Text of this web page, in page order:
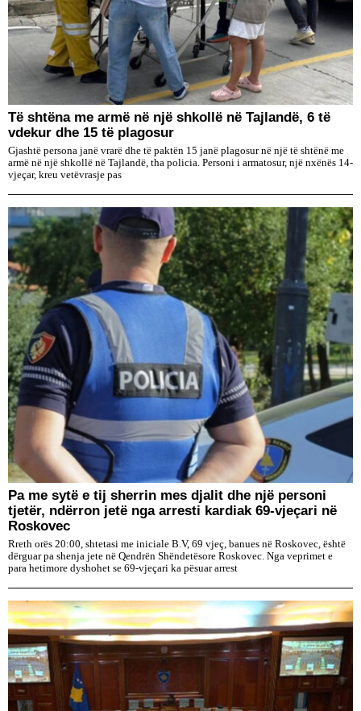
Të shtëna me armë në një shkollë në Tajlandë, 6 të
vdekur dhe 15 të plagosur
Gjashtë persona janë vrarë dhe të paktën 15 janë plagosur në një të shtënë me
armë në një shkollë në Tajlandë, tha policia. Personi i armatosur, një nxënës 14-
vjeçar, kreu vetëvrasje pas
Pa me sytë e tij sherrin mes djalit dhe një personi
tjetër, ndërron jetë nga arresti kardiak 69-vjeçari në
Roskovec
Rreth orës 20:00, shtetasi me iniciale B.V, 69 vjeç, banues në Roskovec, është
dërguar pa shenja jete në Qendrën Shëndetësore Roskovec. Nga veprimet e
para hetimore dyshohet se 69-vjeçari ka pësuar arrest